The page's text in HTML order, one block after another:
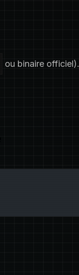
ou binaire officiel).